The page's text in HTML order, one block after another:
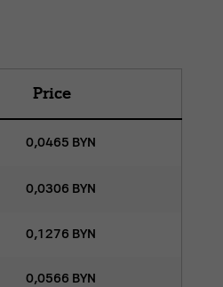
Price
0,0465 BYN
0,0306 BYN
0,1276 BYN
0,0566 BYN